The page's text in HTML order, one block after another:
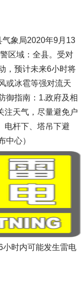
象局2020年9月13
区域：全县。受对
，预计未来6小时将
或冰雹等强对流天
御指南：1.政府及相
注天气，尽量避免户
电杆下、塔吊下避
中心）
时内可能发生雷电